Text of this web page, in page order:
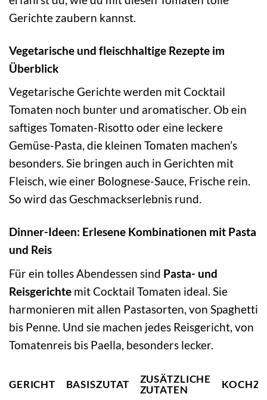
Gerichte zaubern kannst.
Vegetarische und fleischhaltige Rezepte im
Überblick
Vegetarische Gerichte werden mit Cocktail
Tomaten noch bunter und aromatischer. Ob ein
saftiges Tomaten-Risotto oder eine leckere
Gemüse-Pasta, die kleinen Tomaten machen’s
besonders. Sie bringen auch in Gerichten mit
Fleisch, wie einer Bolognese-Sauce, Frische rein.
So wird das Geschmackserlebnis rund.
Dinner-Ideen: Erlesene Kombinationen mit Pasta
und Reis
Für ein tolles Abendessen sind Pasta- und
Reisgerichte mit Cocktail Tomaten ideal. Sie
harmonieren mit allen Pastasorten, von Spaghetti
bis Penne. Und sie machen jedes Reisgericht, von
Tomatenreis bis Paella, besonders lecker.
GERICHT BASISZUTAT
ZUSÄTZLICHE
ZUTATEN